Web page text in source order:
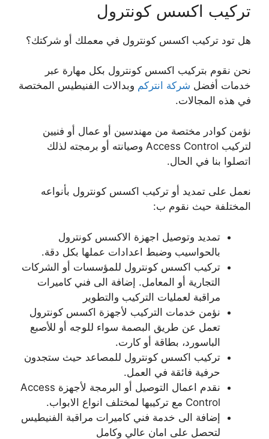
تركيب اكسس كونترول
هل تود تركيب اكسس كونترول في معملك أو شركتك؟
نحن نقوم بتركيب اكسس كونترول بكل مهارة عبر
خدمات أفضل شركة انتركم وبدالات الفنيطيس المختصة
في هذه المجالات.
نؤمن كوادر مختصة من مهندسين أو عمال أو فنيين
لتركيب Access Control وصيانته أو برمجته لذلك
اتصلوا بنا في الحال.
نعمل على تمديد أو تركيب اكسس كونترول بأنواعه
المختلفة حيث نقوم ب:
تمديد وتوصيل اجهزة الاكسس كونترول
بالحواسيب وضبط اعدادات عملها بكل دقة.
تركيب اكسس كونترول للمؤسسات أو الشركات
التجارية أو المعامل. إضافة الى فني كاميرات
مراقبة لعمليات التركيب والتطوير
نؤمن خدمات التركيب لأجهزة اكسس كونترول
تعمل عن طريق البصمة سواء للوجه أو للأصبع
الباسورد، بطاقة أو كارت.
تركيب اكسس كونترول للمصاعد حيث ستجدون
حرفية فائقة في العمل.
نقدم اعمال التوصيل أو البرمجة لأجهزة Access
Control مع تركيبها لمختلف انواع الابواب.
إضافة الى خدمة فني كاميرات مراقبة الفنيطيس
لتحصل على امان عالي وكامل